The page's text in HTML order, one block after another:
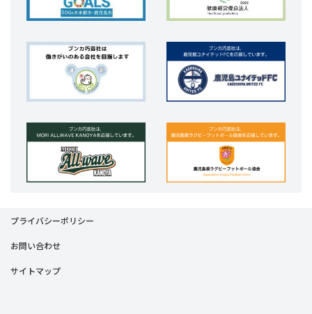
プライバシーポリシー
お問い合わせ
サイトマップ